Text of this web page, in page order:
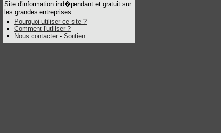
Site d'information ind�pendant et gratuit sur
les grandes entreprises.
Pourquoi utiliser ce site ?
Comment l'utiliser ?
Nous contacter - Soutien